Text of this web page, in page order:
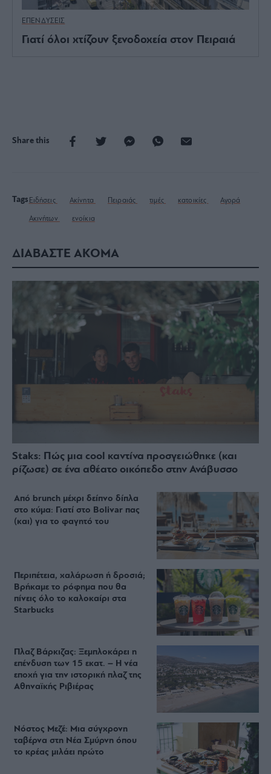
ΕΠΕΝΔΥΣΕΙΣ
Γιατί όλοι χτίζουν ξενοδοχεία στον Πειραιά
Share this
Tags Ειδήσεις Ακίνητα Πειραιάς τιμές κατοικίες Αγορά
Ακινήτων ενοίκια
ΔΙΑΒΑΣΤΕ ΑΚΟΜΑ
Staks: Πώς μια cool καντίνα προσγειώθηκε (και
ρίζωσε) σε ένα αθέατο οικόπεδο στην Ανάβυσσο
Από brunch μέχρι δείπνο δίπλα
στο κύμα: Γιατί στο Bolivar πας
(και) για το φαγητό του
Περιπέτεια, χαλάρωση ή δροσιά;
Βρήκαμε το ρόφημα που θα
πίνεις όλο το καλοκαίρι στα
Starbucks
Πλαζ Βάρκιζας: Ξεμπλοκάρει η
επένδυση των 15 εκατ. – Η νέα
εποχή για την ιστορική πλαζ της
Αθηναϊκής Ριβιέρας
Νόστος Μεζέ: Μια σύγχρονη
ταβέρνα στη Νέα Σμύρνη όπου
το κρέας μιλάει πρώτο